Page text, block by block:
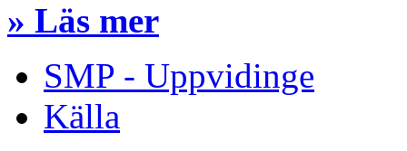
» Läs mer
SMP - Uppvidinge
Källa